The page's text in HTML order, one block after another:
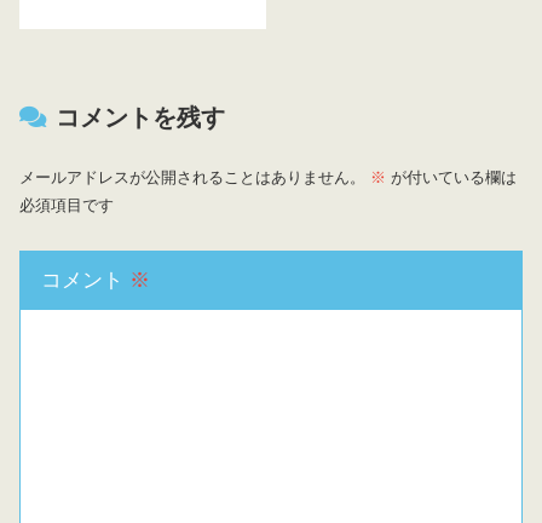
コメントを残す
メールアドレスが公開されることはありません。 ※ が付いている欄は
必須項目です
コメント ※